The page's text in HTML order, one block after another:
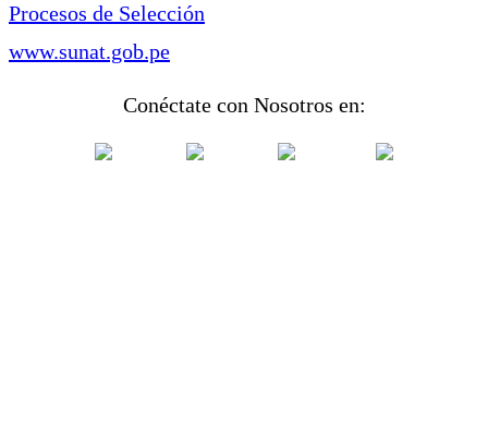
Procesos de Selección
www.sunat.gob.pe
Conéctate con Nosotros en: